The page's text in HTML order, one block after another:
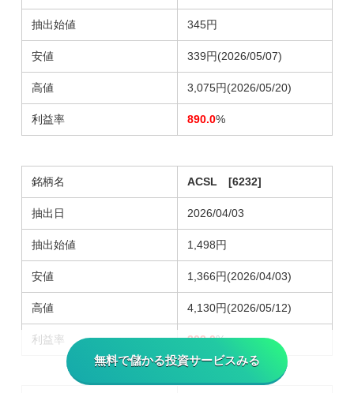
抽出始値 345円
安値 339円(2026/05/07)
高値 3,075円(2026/05/20)
利益率 890.0%
銘柄名 ACSL [6232]
抽出日 2026/04/03
抽出始値 1,498円
安値 1,366円(2026/04/03)
高値 4,130円(2026/05/12)
利益率 302.0%
無料で儲かる投資サービスみる